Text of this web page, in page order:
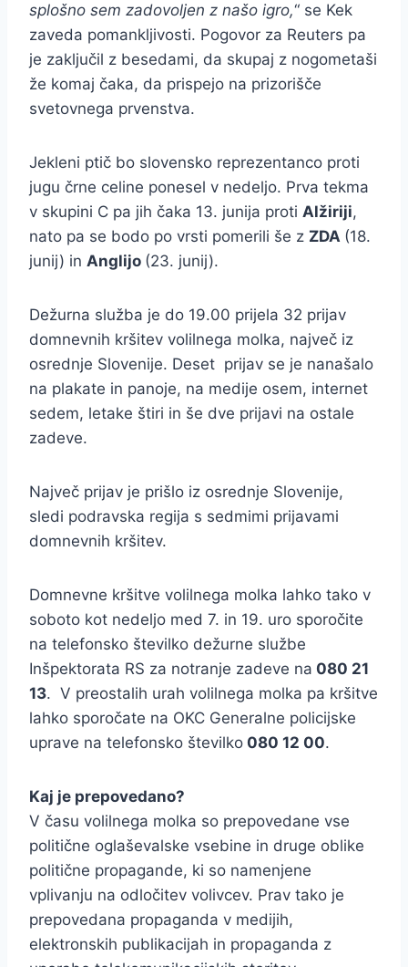
splošno sem zadovoljen z našo igro,“ se Kek
zaveda pomankljivosti. Pogovor za Reuters pa
je zaključil z besedami, da skupaj z nogometaši
že komaj čaka, da prispejo na prizorišče
svetovnega prvenstva.
Jekleni ptič bo slovensko reprezentanco proti
jugu črne celine ponesel v nedeljo. Prva tekma
v skupini C pa jih čaka 13. junija proti Alžiriji,
nato pa se bodo po vrsti pomerili še z ZDA (18.
junij) in Anglijo (23. junij).
Dežurna služba je do 19.00 prijela 32 prijav
domnevnih kršitev volilnega molka, največ iz
osrednje Slovenije. Deset prijav se je nanašalo
na plakate in panoje, na medije osem, internet
sedem, letake štiri in še dve prijavi na ostale
zadeve.
Največ prijav je prišlo iz osrednje Slovenije,
sledi podravska regija s sedmimi prijavami
domnevnih kršitev.
Domnevne kršitve volilnega molka lahko tako v
soboto kot nedeljo med 7. in 19. uro sporočite
na telefonsko številko dežurne službe
Inšpektorata RS za notranje zadeve na 080 21
13. V preostalih urah volilnega molka pa kršitve
lahko sporočate na OKC Generalne policijske
uprave na telefonsko številko 080 12 00.
Kaj je prepovedano?
V času volilnega molka so prepovedane vse
politične oglaševalske vsebine in druge oblike
politične propagande, ki so namenjene
vplivanju na odločitev volivcev. Prav tako je
prepovedana propaganda v medijih,
elektronskih publikacijah in propaganda z